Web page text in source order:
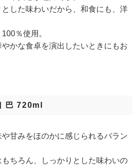
とした味わいだから、和食にも、洋
％使用。
かな食卓を演出したいときにもお
巴 720ml
甘みをほのかに感じられるバラン
ちろん、しっかりとした味わいの